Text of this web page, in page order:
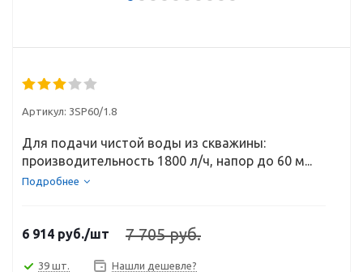
Артикул: 3SP60/1.8
Для подачи чистой воды из скважины:
производительность 1800 л/ч, напор до 60 м...
Подробнее
6 914 руб./шт 7 705 руб.
39 шт. Нашли дешевле?